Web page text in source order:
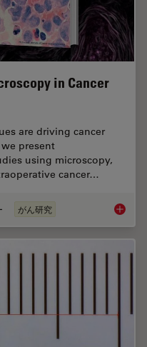
in Cancer
are driving cancer
present
using microscopy,
cancer…
がん研究